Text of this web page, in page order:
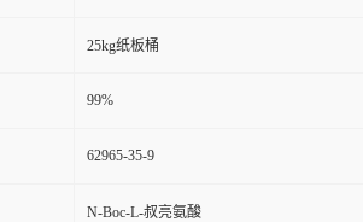
25kg纸板桶
99%
62965-35-9
N-Boc-L-叔亮氨酸